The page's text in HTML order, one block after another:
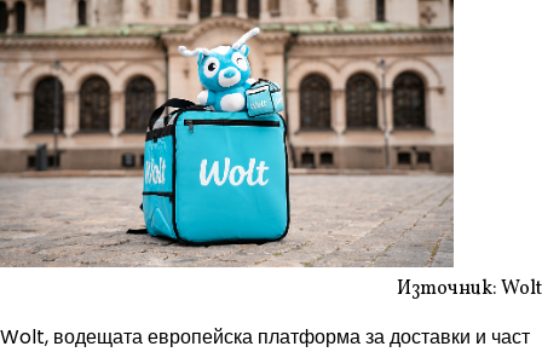
Източник: Wolt
Wolt, водещата европейска платформа за доставки и част